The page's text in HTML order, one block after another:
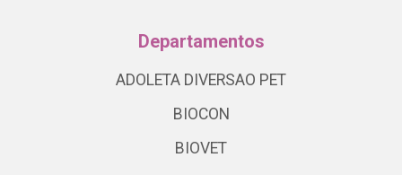
Departamentos
ADOLETA DIVERSAO PET
BIOCON
BIOVET